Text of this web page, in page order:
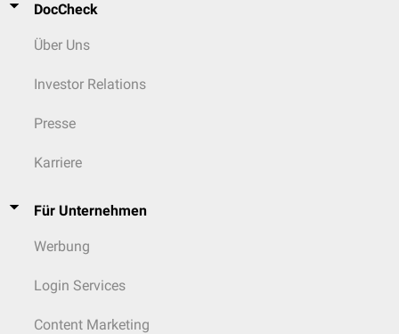
DocCheck
Über Uns
Investor Relations
Presse
Karriere
Für Unternehmen
Werbung
Login Services
Content Marketing